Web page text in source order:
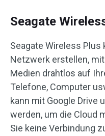
Seagate
Seagate Wireless Plus
Netzwerk erstellen,
Medien drahtlos auf
Telefone, Computer
kann mit Google Drive
werden, um die Cloud
Sie keine Verbindung